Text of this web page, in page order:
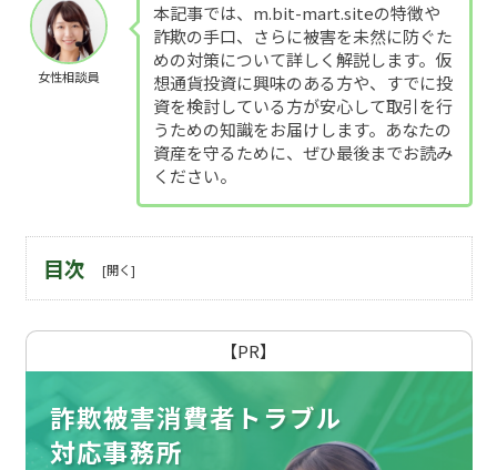
女性相談員
本記事では、m.bit-mart.siteの特徴や
詐欺の手口、さらに被害を未然に防ぐた
めの対策について詳しく解説します。仮
想通貨投資に興味のある方や、すでに投
資を検討している方が安心して取引を行
うための知識をお届けします。あなたの
資産を守るために、ぜひ最後までお読み
ください。
目次
【PR】
詐欺被害消費者トラブル
対応事務所